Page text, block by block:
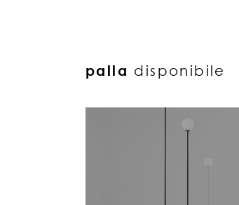
palla disponibile